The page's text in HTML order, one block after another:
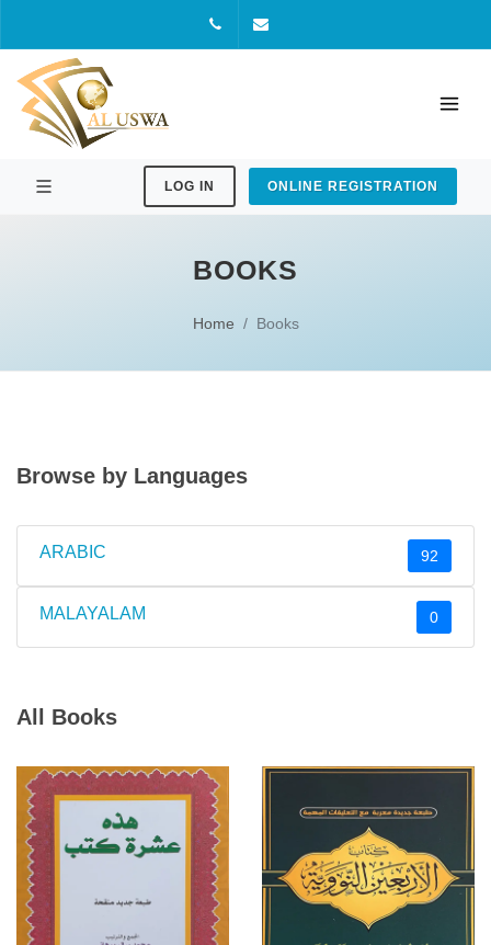
+91
LOG IN ONLINE REGISTRATION
BOOKS
Home Books
Browse by Languages
ARABIC 92
MALAYALAM 0
All Books